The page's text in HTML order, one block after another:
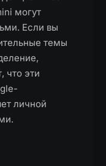
могут
Если вы
темы
что эти
личной